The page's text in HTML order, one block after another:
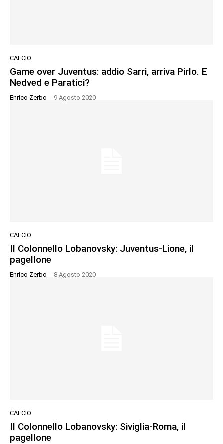
CALCIO
Game over Juventus: addio Sarri, arriva Pirlo. E
Nedved e Paratici?
Enrico Zerbo - 9 Agosto 2020
CALCIO
Il Colonnello Lobanovsky: Juventus-Lione, il
pagellone
Enrico Zerbo - 8 Agosto 2020
CALCIO
Il Colonnello Lobanovsky: Siviglia-Roma, il
pagellone